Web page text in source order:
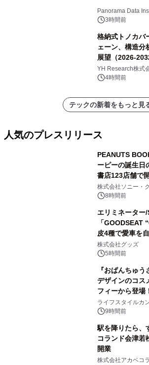
Panorama Data
3時間前
格納式トノカバ
ェーン、構造分
展望（2026-
YH Research株式
4時間前
テックの新着をもっと見
人気のプレスリリース
PEANUTS
ーピーの誕生日
書店123店舗で
株式会社ソニー・
8時間前
エリミネーター
「
皮4種で愛車を
株式会社グッズ
5時間前
『おぱんちゅう
デザインのコス
フィーから登場
い、ポップでキ
ン。
ライフスタイルカ
9時間前
駅を降りたら
コランド会津若
開業
株式会社アカベコ